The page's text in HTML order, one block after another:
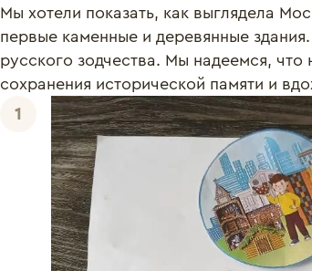
Мы хотели показать, как выглядела
первые каменные и деревянные
русского зодчества. Мы надеемся,
сохранения исторической памяти и
1